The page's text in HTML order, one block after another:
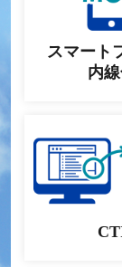
スマート
内